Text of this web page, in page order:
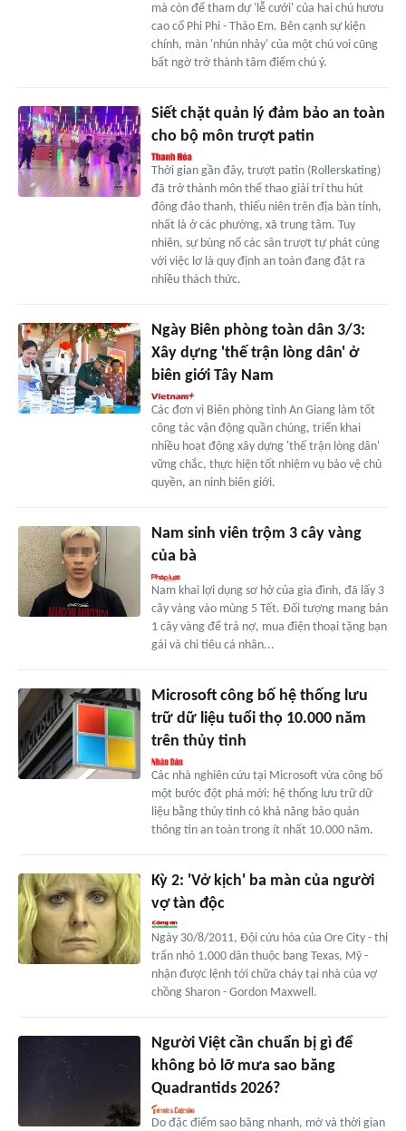
mà còn để tham dự 'lễ cưới' của hai chú hươu
cao cổ Phi Phi - Thảo Em. Bên cạnh sự kiện
chính, màn 'nhún nhảy' của một chú voi cũng
bất ngờ trở thành tâm điểm chú ý.
Siết chặt quản lý đảm bảo an toàn
cho bộ môn trượt patin
Thời gian gần đây, trượt patin (Rollerskating)
đã trở thành môn thể thao giải trí thu hút
đông đảo thanh, thiếu niên trên địa bàn tỉnh,
nhất là ở các phường, xã trung tâm. Tuy
nhiên, sự bùng nổ các sân trượt tự phát cùng
với việc lơ là quy định an toàn đang đặt ra
nhiều thách thức.
Ngày Biên phòng toàn dân 3/3:
Xây dựng 'thế trận lòng dân' ở
biên giới Tây Nam
Các đơn vị Biên phòng tỉnh An Giang làm tốt
công tác vận động quần chúng, triển khai
nhiều hoạt động xây dựng 'thế trận lòng dân'
vững chắc, thực hiện tốt nhiệm vụ bảo vệ chủ
quyền, an ninh biên giới.
Nam sinh viên trộm 3 cây vàng
của bà
Nam khai lợi dụng sơ hở của gia đình, đã lấy 3
cây vàng vào mùng 5 Tết. Đối tượng mang bán
1 cây vàng để trả nợ, mua điện thoại tặng bạn
gái và chi tiêu cá nhân...
Microsoft công bố hệ thống lưu
trữ dữ liệu tuổi thọ 10.000 năm
trên thủy tinh
Các nhà nghiên cứu tại Microsoft vừa công bố
một bước đột phá mới: hệ thống lưu trữ dữ
liệu bằng thủy tinh có khả năng bảo quản
thông tin an toàn trong ít nhất 10.000 năm.
Kỳ 2: 'Vở kịch' ba màn của người
vợ tàn độc
Ngày 30/8/2011, Đội cứu hỏa của Ore City - thị
trấn nhỏ 1.000 dân thuộc bang Texas, Mỹ -
nhận được lệnh tới chữa cháy tại nhà của vợ
chồng Sharon - Gordon Maxwell.
Người Việt cần chuẩn bị gì để
không bỏ lỡ mưa sao băng
Quadrantids 2026?
Do đặc điểm sao băng nhanh, mờ và thời gian